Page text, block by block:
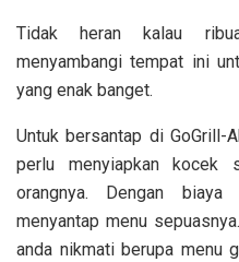
Tidak heran kalau
menyambangi tempat ini
yang enak banget.
Untuk bersantap di GoGrill-
perlu menyiapkan kocek
orangnya. Dengan
menyantap menu
anda nikmati berupa menu